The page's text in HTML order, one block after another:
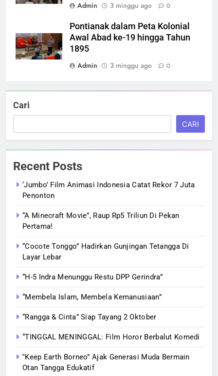
Admin
3 minggu ago 0
Pontianak dalam Peta Kolonial
Awal Abad ke-19 hingga Tahun
1895
Admin
3 minggu ago 0
Cari
CARI
Recent Posts
‘Jumbo’ Film Animasi Indonesia Catat Rekor 7 Juta
Penonton
“A Minecraft Movie”, Raup Rp5 Triliun Di Pekan
Pertama!
“Cocote Tonggo” Hadirkan Gunjingan Tetangga Di
Layar Lebar
“H-5 Indra Menunggu Restu DPP Gerindra”
“Membela Islam, Membela Kemanusiaan”
“Rangga & Cinta” Siap Tayang 2 Oktober
“TINGGAL MENINGGAL: Film Horor Berbalut Komedi
‟Keep Earth Borneo” Ajak Generasi Muda Bermain
Otan Tangga Edukatif